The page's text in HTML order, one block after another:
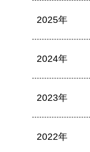
2025年
2024年
2023年
2022年